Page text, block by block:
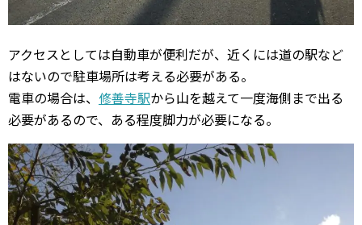
アクセスとしては自動車が便利だが、近くには道の駅など
はないので駐車場所は考える必要がある。
電車の場合は、 修善寺駅から山を越えて一度海側まで出る
必要があるので、ある程度脚力が必要になる。